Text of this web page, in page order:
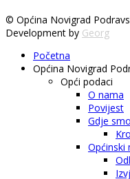
© Općina Novigrad
Development by Georg
Početna
Općina Novigrad
Opći podaci
O nama
Povijest
Gdje
Općinski